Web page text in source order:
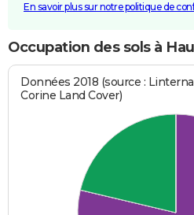
En savoir plus sur notre politique de
Occupation des sols à
Données 2018 (source :
Corine Land Cover)